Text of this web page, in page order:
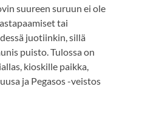
suureen suruun ei ole
tai
juotiinkin, sillä
puisto. Tulossa on
kioskille paikka,
ja Pegasos -veistos